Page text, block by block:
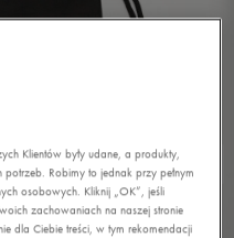
Klientów były udane, a produkty,
Robimy to jednak przy pełnym
osobowych. Kliknij „OK”, jeśli
zachowaniach na naszej stronie
dla Ciebie treści, w tym rekomendacji